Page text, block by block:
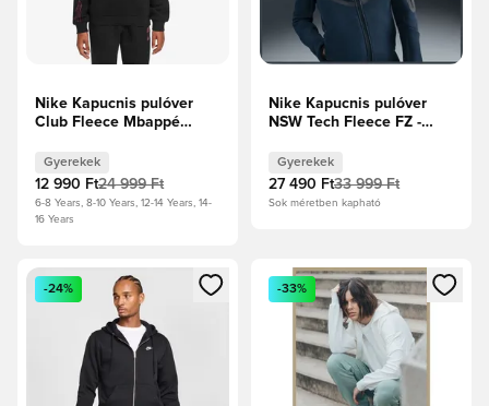
Nike Kapucnis pulóver
Club Fleece Mbappé
Fekete/Hiper
rózsaszín/Metál arany
Gyerek
Gyerekek
12 990 Ft24 999 Ft
6-8 Years, 8-10 Years, 12-14 Years, 14-
16 Years
Nike Kapucnis pulóver
NSW Tech Fleece FZ -
Gyerekek
27 490 Ft33 999 Ft
Sok méretben kapható
Megnyit egy modált a bejelentkezéshez vagy a tagként való
-24%
Megnyit egy modált a
-33%